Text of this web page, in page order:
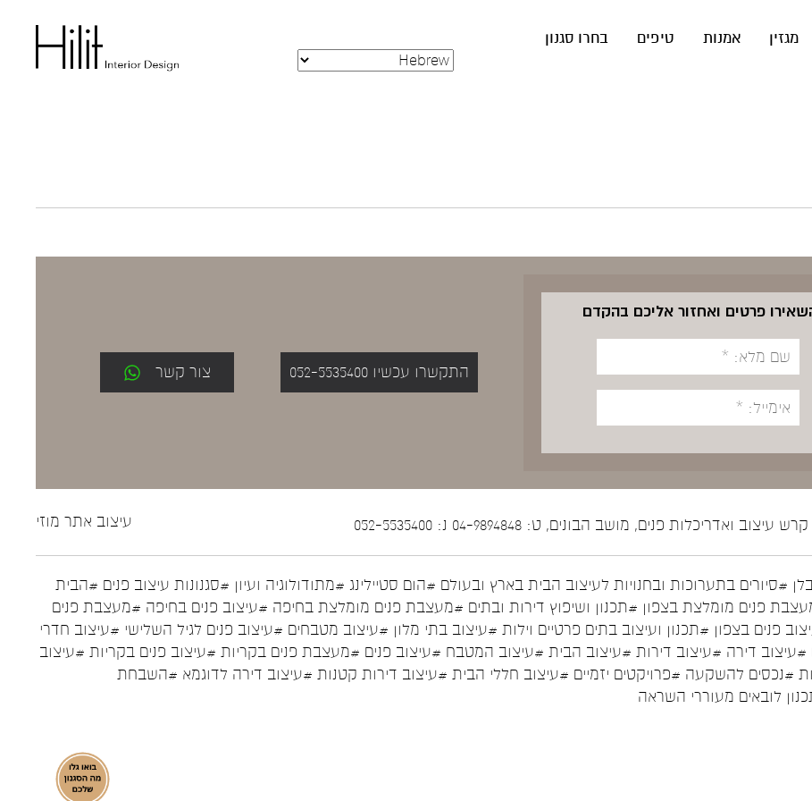
מגזין אמנות טיפים
בחרו סגנון
פרטים ואחזור אליכם בהקדם
התקשרו עכשיו 052-5535400 צור קשר
עיצוב ואדריכלות פנים, מושב הבונים, ט: 04-9894848 נ: 052-5535400 עיצוב אתר מוזי
#סיורים בתערוכות ובחנויות לעיצוב הבית בארץ ובעולם #הום סטיילינג #מתודולוגיה ועיון #סגנונות עיצוב פנים #הבית
פנים מומלצת בצפון #תכנון ושיפוץ דירות ובתים #מעצבת פנים מומלצת בחיפה #עיצוב פנים בחיפה #מעצבת פנים
פנים בצפון #תכנון ועיצוב בתים פרטיים וילות #עיצוב בתי מלון #עיצוב מטבחים #עיצוב פנים לגיל השלישי #עיצוב חדרי
#עיצוב דירה #עיצוב דירות #עיצוב הבית #עיצוב המטבח #עיצוב פנים #מעצבת פנים בקריות #עיצוב פנים בקריות #עיצוב
#נכסים להשקעה #פרויקטים יזמיים #עיצוב חללי הבית #עיצוב דירות קטנות #עיצוב דירה לדוגמא #השבחת
לובאים מעוררי השראה